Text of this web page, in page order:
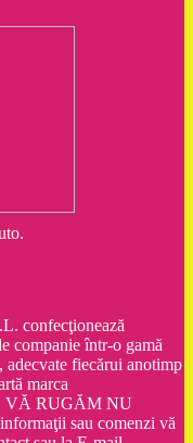
confecţionează
companie într-o gamă
fiecărui anotimp
marca
VĂ RUGĂM NU
sau comenzi vă